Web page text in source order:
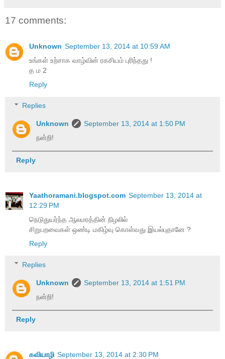
17 comments:
Unknown September 13, 2014 at 10:59 AM
உங்கள் உற்சாக வாழ்வின் ரகசியம் புரிந்தது !
த ம 2
Reply
Replies
Unknown
September 13, 2014 at 1:50 PM
நன்றி!
Reply
Yaathoramani.blogspot.com September 13, 2014 at
12:29 PM
நெடுதுயர்ந்த ஆலமரத்தின் நிழலில்
சிறுபறவைகள் ஒண்டி மகிழ்வு கொள்வது இயல்புதானே ?
Reply
Replies
Unknown
September 13, 2014 at 1:51 PM
நன்றி!
Reply
கவியாழி September 13, 2014 at 2:30 PM